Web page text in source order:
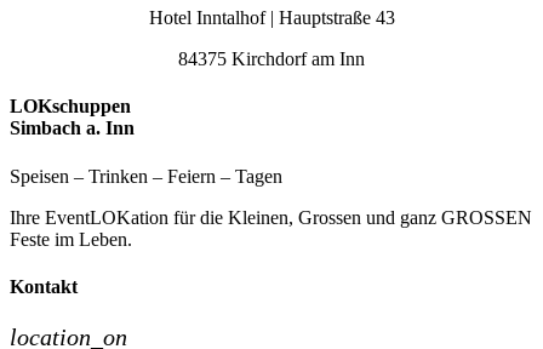
Hotel Inntalhof | Hauptstraße 43
84375 Kirchdorf am Inn
LOKschuppen
Simbach a. Inn
Speisen – Trinken – Feiern – Tagen
Ihre EventLOKation für die Kleinen, Grossen und ganz GROSSEN
Feste im Leben.
Kontakt
location_on